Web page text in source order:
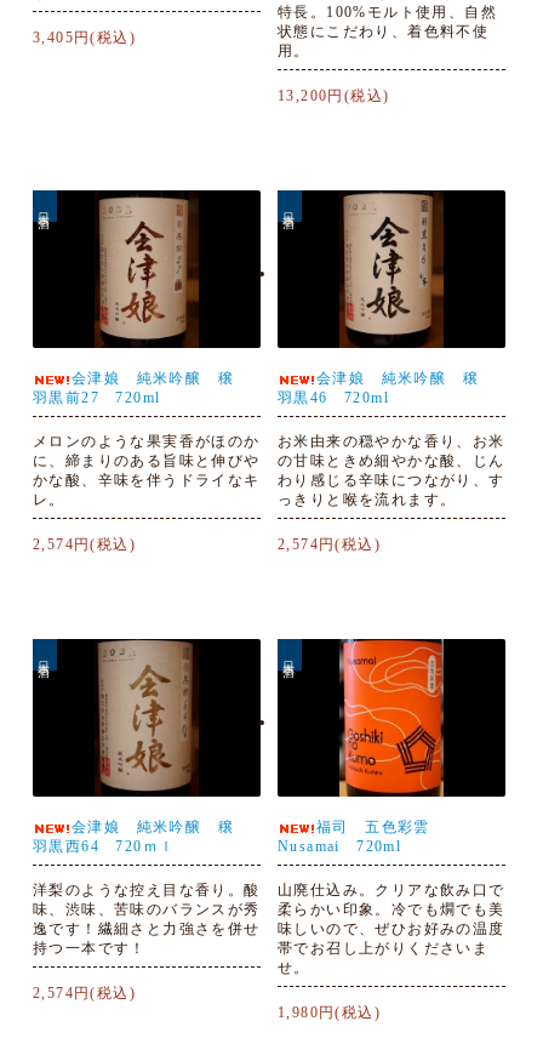
3,405円(税込)
特長。100%モルト使用、自然
状態にこだわり、着色料不使
用。
13,200円(税込)
会津娘 純米吟醸 穣
羽黒前27 720ml
メロンのような果実香がほのか
に、締まりのある旨味と伸びや
かな酸、辛味を伴うドライなキ
レ。
2,574円(税込)
会津娘 純米吟醸 穣
羽黒46 720ml
お米由来の穏やかな香り、お米
の甘味ときめ細やかな酸、じん
わり感じる辛味につながり、す
っきりと喉を流れます。
2,574円(税込)
会津娘 純米吟醸 穣
羽黒西64 720ｍｌ
洋梨のような控え目な香り。酸
味、渋味、苦味のバランスが秀
逸です！繊細さと力強さを併せ
持つ一本です！
2,574円(税込)
福司 五色彩雲
Nusamai 720ml
山廃仕込み。クリアな飲み口で
柔らかい印象。冷でも燗でも美
味しいので、ぜひお好みの温度
帯でお召し上がりくださいま
せ。
1,980円(税込)